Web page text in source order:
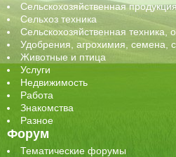
Сельскохозяйственная
Сельхоз техника
Сельскохозяйственная техника,
Удобрения, агрохимия, семена,
Животные и птица
Услуги
Недвижимость
Работа
Знакомства
Разное
Форум
Тематические форумы